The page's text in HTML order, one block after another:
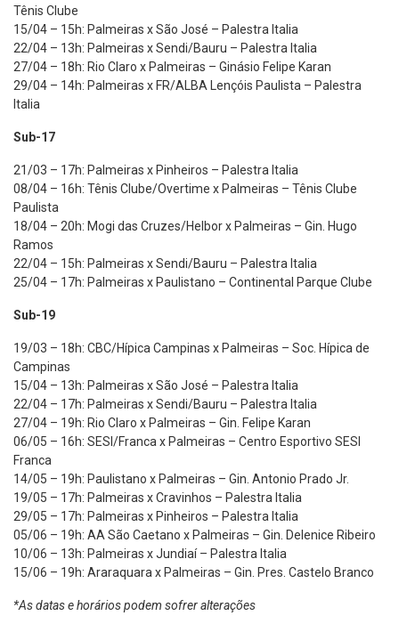
Tênis Clube
15/04 – 15h: Palmeiras x São José – Palestra Italia
22/04 – 13h: Palmeiras x Sendi/Bauru – Palestra Italia
27/04 – 18h: Rio Claro x Palmeiras – Ginásio Felipe Karan
29/04 – 14h: Palmeiras x FR/ALBA Lençóis Paulista – Palestra
Italia
Sub-17
21/03 – 17h: Palmeiras x Pinheiros – Palestra Italia
08/04 – 16h: Tênis Clube/Overtime x Palmeiras – Tênis Clube
Paulista
18/04 – 20h: Mogi das Cruzes/Helbor x Palmeiras – Gin. Hugo
Ramos
22/04 – 15h: Palmeiras x Sendi/Bauru – Palestra Italia
25/04 – 17h: Palmeiras x Paulistano – Continental Parque Clube
Sub-19
19/03 – 18h: CBC/Hípica Campinas x Palmeiras – Soc. Hípica de
Campinas
15/04 – 13h: Palmeiras x São José – Palestra Italia
22/04 – 17h: Palmeiras x Sendi/Bauru – Palestra Italia
27/04 – 19h: Rio Claro x Palmeiras – Gin. Felipe Karan
06/05 – 16h: SESI/Franca x Palmeiras – Centro Esportivo SESI
Franca
14/05 – 19h: Paulistano x Palmeiras – Gin. Antonio Prado Jr.
19/05 – 17h: Palmeiras x Cravinhos – Palestra Italia
29/05 – 17h: Palmeiras x Pinheiros – Palestra Italia
05/06 – 19h: AA São Caetano x Palmeiras – Gin. Delenice Ribeiro
10/06 – 13h: Palmeiras x Jundiaí – Palestra Italia
15/06 – 19h: Araraquara x Palmeiras – Gin. Pres. Castelo Branco
*As datas e horários podem sofrer alterações